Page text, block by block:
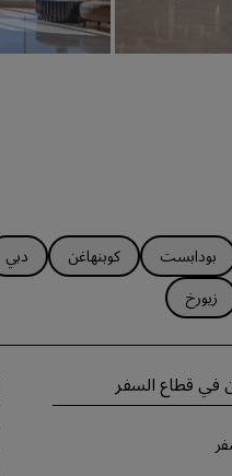
بودابست كوبنهاغن دبي
زيورخ
في قطاع السفر